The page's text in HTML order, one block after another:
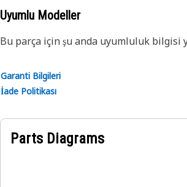
Uyumlu Modeller
Bu parça için şu anda uyumluluk bilgisi
Garanti Bilgileri
İade Politikası
Parts Diagrams